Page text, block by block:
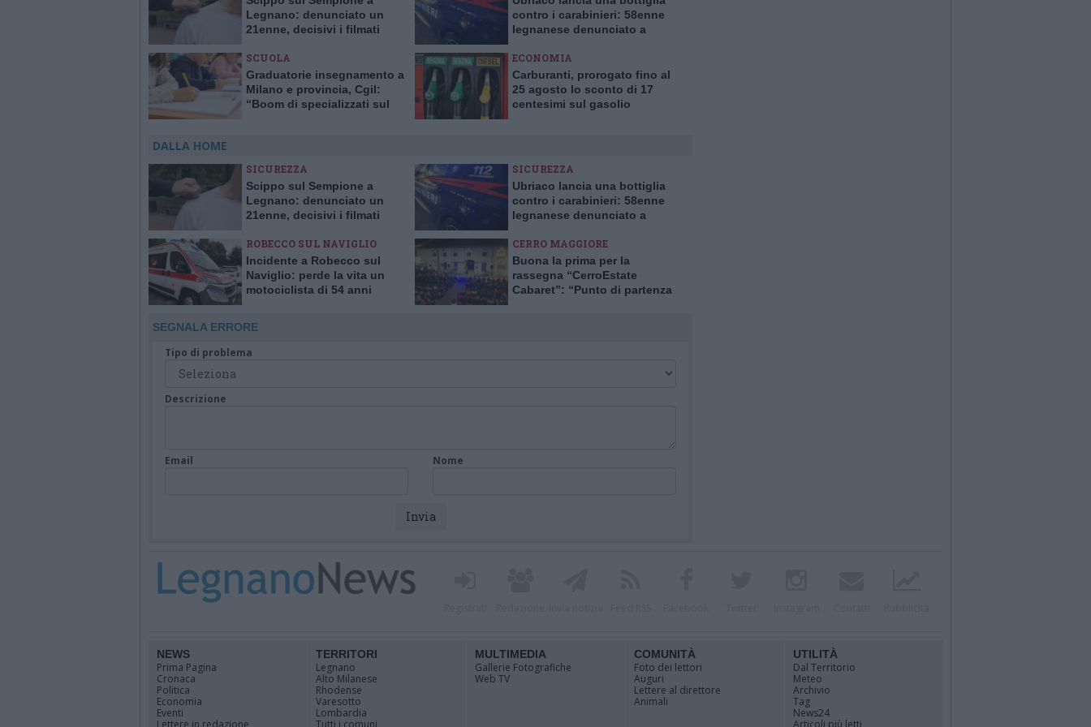
Legnano: denunciato un
21enne, decisivi i filmati
contro i carabinieri: 58enne
legnanese denunciato a
SCUOLA
Graduatorie insegnamento a
Milano e provincia, Cgil:
“Boom di specializzati sul
ECONOMIA
Carburanti, prorogato fino al
25 agosto lo sconto di 17
centesimi sul gasolio
DALLA HOME
SICUREZZA
Scippo sul Sempione a
Legnano: denunciato un
21enne, decisivi i filmati
SICUREZZA
Ubriaco lancia una bottiglia
contro i carabinieri: 58enne
legnanese denunciato a
ROBECCO SUL NAVIGLIO
Incidente a Robecco sul
Naviglio: perde la vita un
motociclista di 54 anni
CERRO MAGGIORE
Buona la prima per la
rassegna “CerroEstate
Cabaret”: “Punto di partenza
SEGNALA ERRORE
Tipo di problema
Descrizione
Email Nome
NEWS
Prima Pagina
Cronaca
Politica
Economia
Eventi
Lettere in redazione
TERRITORI
Legnano
Alto Milanese
Rhodense
Varesotto
Lombardia
Tutti i comuni
MULTIMEDIA
Gallerie Fotografiche
Web TV
COMUNITÀ
Foto dei lettori
Auguri
Lettere al direttore
Animali
UTILITÀ
Dal Territorio
Meteo
Archivio
Tag
News24
Articoli più letti